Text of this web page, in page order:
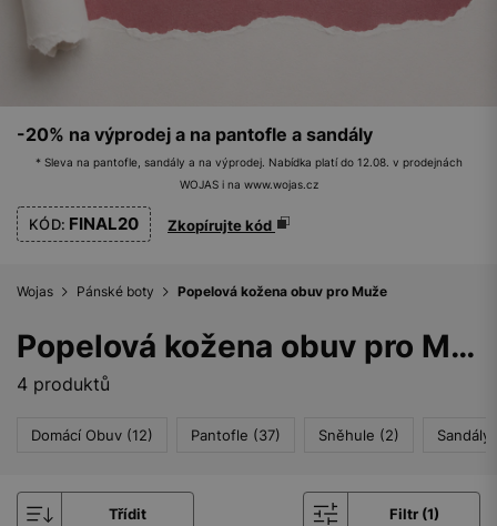
-20% na výprodej a na pantofle a sandály
* Sleva na pantofle, sandály a na výprodej. Nabídka platí do 12.08. v prodejnách
WOJAS i na www.wojas.cz
KÓD: FINAL20 Zkopírujte kód
Wojas Pánské boty Popelová kožena obuv pro Muže
Popelová kožena obuv pro Muže
4 produktů
Domácí Obuv (12) Pantofle (37) Sněhule (2) Sandály
Třídit Filtr (1)